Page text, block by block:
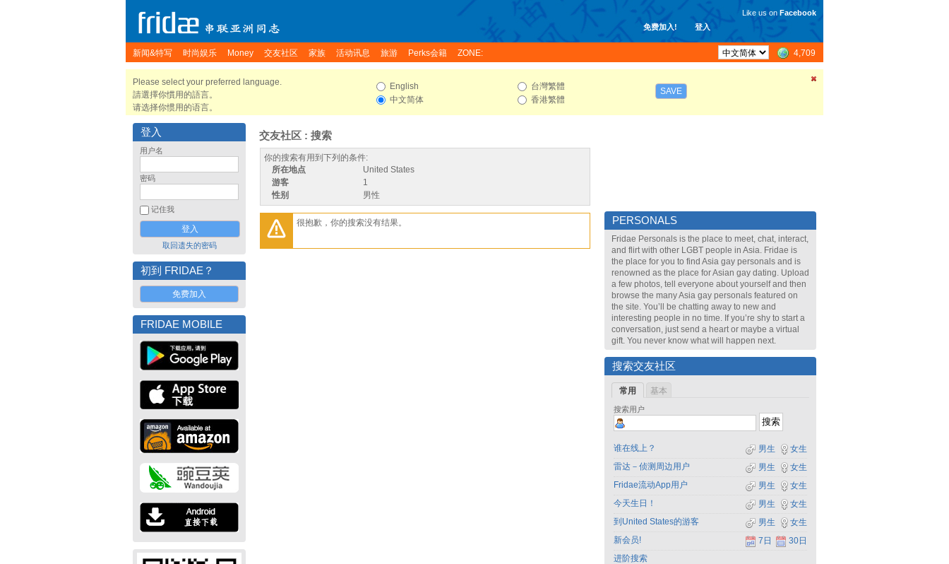
免费加入! 登入
Like us on Facebook
新闻&特写 时尚娱乐 Money 交友社区 家族 活动讯息 旅游 Perks会籍 ZONE: 4,709
Please select your preferred language.
請選擇你慣用的語言。
请选择你惯用的语言。
English
中文简体
台灣繁體
香港繁體
SAVE
登入
用户名
密码
记住我
取回遗失的密码
初到 FRIDAE？
免费加入
FRIDAE MOBILE
交友社区 : 搜索
你的搜索有用到下列的条件:
所在地点
United States
游客
1
性别
男性
很抱歉，你的搜索没有结果。 PERSONALS
Fridae Personals is the place to meet, chat, interact,
and flirt with other LGBT people in Asia. Fridae is
the place for you to find Asia gay personals and is
renowned as the place for Asian gay dating. Upload
a few photos, tell everyone about yourself and then
browse the many Asia gay personals featured on
the site. You’ll be chatting away to new and
interesting people in no time. If you’re shy to start a
conversation, just send a heart or maybe a virtual
gift. You never know what will happen next.
搜索交友社区
常用 基本
搜索用户
谁在线上？ 女生
男生
雷达－侦测周边用户
女生
男生
Fridae流动App用户
女生
男生
今天生日！
女生
男生
到United States的游客
女生
男生
新会员!
30日
7日
进阶搜索